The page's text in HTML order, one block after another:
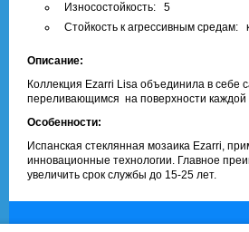
Износостойкость: 5
Стойкость к агрессивным средам:
Описание:
Коллекция Ezarri Lisa объединила в
переливающимся на поверхности
Особенности:
Испанская стеклянная мозаика Ezarri,
инновационные технологии. Главное
увеличить срок службы до 15-25 лет.